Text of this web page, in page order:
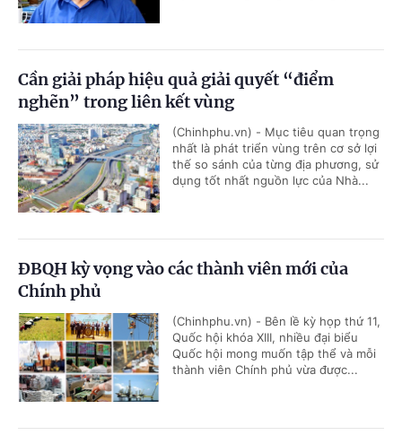
Cần giải pháp hiệu quả giải quyết “điểm
nghẽn” trong liên kết vùng
(Chinhphu.vn) - Mục tiêu quan trọng
nhất là phát triển vùng trên cơ sở lợi
thế so sánh của từng địa phương, sử
dụng tốt nhất nguồn lực của Nhà...
ĐBQH kỳ vọng vào các thành viên mới của
Chính phủ
(Chinhphu.vn) - Bên lề kỳ họp thứ 11,
Quốc hội khóa XIII, nhiều đại biểu
Quốc hội mong muốn tập thể và mỗi
thành viên Chính phủ vừa được...